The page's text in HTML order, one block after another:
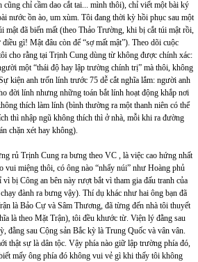
chỉ cầm dao cắt tai... mình thôi), chỉ viết một bài ký
nước ồn ào, um xùm. Tôi đang thời kỳ hồi phục sau một
mật đã biến mất (theo Thảo Trường, khi bị cắt túi mật rồi,
gì! Mật đâu còn để “sợ mất mật”). Theo dõi cuộc
cho rằng tại Trịnh Cung dùng từ không được chính xác:
một “thái độ hay lập trường chính trị” mà thôi, không
kiện anh trốn lính trước 75 dễ cắt nghĩa lắm: người anh
đời lính nhưng những toán bắt lính hoạt động khắp nơi
thích làm lính (bình thường ra một thanh niên có thể
thì nhập ngũ không thích thì ở nhà, mỗi khi ra đường
chặn xét hay không).
rủ Trịnh Cung ra bưng theo VC , là việc cao hứng nhất
vui miệng thôi, có ông nào “nhẩy núi” như Hoàng phủ
bị Công an bên này rượt bắt vì tham gia đấu tranh của
đành ra bưng vậy). Thí dụ khác như hai ông bạn đã
là Bảo Cự và Sâm Thương, đã từng đến nhà tôi thuyết
là theo Mặt Trận), tôi đều khước từ. Viện lý đằng sau
đằng sau Cộng sản Bắc kỳ là Trung Quốc và vân vân.
thật sự là dân tộc. Vậy phía nào giữ lập trường phía đó,
mấy ông phía đó không vui vẻ gì khi thấy tôi không